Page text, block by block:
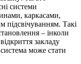
системи
каркасами,
підсвічуванням. Такі
– інколи
закладу
може стати